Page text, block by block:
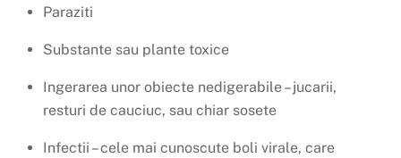
Paraziti
Substante sau plante toxice
Ingerarea unor obiecte nedigerabile – jucarii,
resturi de cauciuc, sau chiar sosete
Infectii – cele mai cunoscute boli virale, care